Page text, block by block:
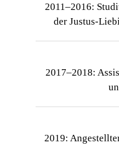
2011–2016:
der Justus-
2017–2018:
2019: